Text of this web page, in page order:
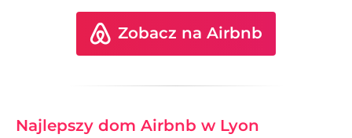
Zobacz na Airbnb
Najlepszy dom Airbnb w Lyon